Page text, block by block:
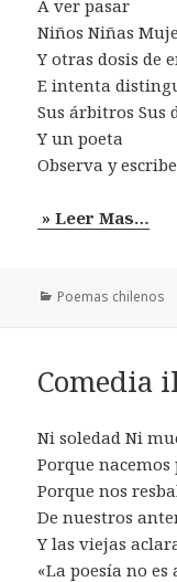
A ver pasar
Niños Niñas
Y otras dosis de
E intenta
Sus árbitros Sus
Y un poeta
Observa y
» Leer Mas…
Categorías
Poemas chilenos
Comedia
Ni soledad Ni
Porque
Porque nos
De nuestros
Y las viejas
«La poesía no